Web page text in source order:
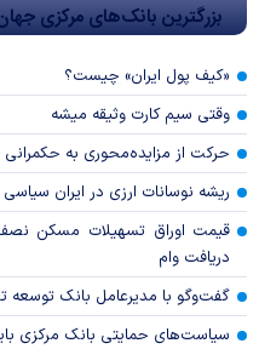
بزرگترین بانک‌های مرکزی
«کیف پول ایران» چیست؟
وقتی سیم کارت وثیقه میشه
حرکت از مزایده‌محوری به حکمرانی
ریشه نوسانات ارزی در ایران
قیمت اوراق تسهیلات مسکن
دریافت وام
گفت‌وگو با مدیرعامل بانک توسعه
سیاست‌های حمایتی بانک مرکزی